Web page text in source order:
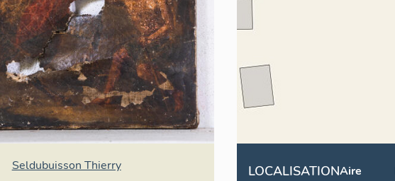
Seldubuisson Thierry
LOCALISATIONAire